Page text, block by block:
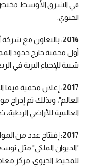
في الشرق الأوسط مختص
الحيوي.
2016: بالتعاون مع
أول محمية خارج حدود
شيبة للإحياء البرية في
2017: إعلان محمية
العالم"، وبذلك تم إدراج
العالمية للأراضي
2017: إفتتاح عدد من
"الديوان الملكي" مثل
للمحيط الحيوي، مركز